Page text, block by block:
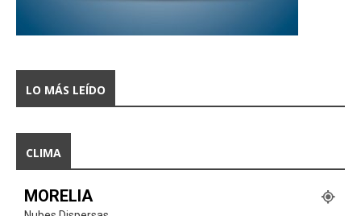
LO MÁS LEÍDO
CLIMA
MORELIA